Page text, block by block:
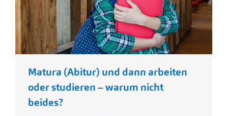
Matura (Abitur) und dann arbeiten
oder studieren – warum nicht
beides?